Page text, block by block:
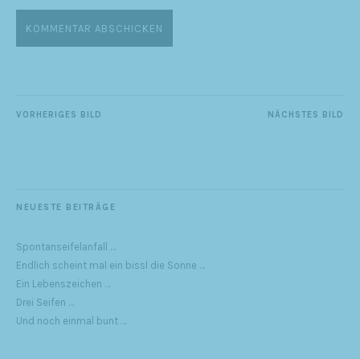
NÄCHSTES BILD
VORHERIGES BILD
NEUESTE BEITRÄGE
Spontanseifelanfall …
Endlich scheint mal ein bissl die Sonne …
Ein Lebenszeichen …
Drei Seifen …
Und noch einmal bunt …